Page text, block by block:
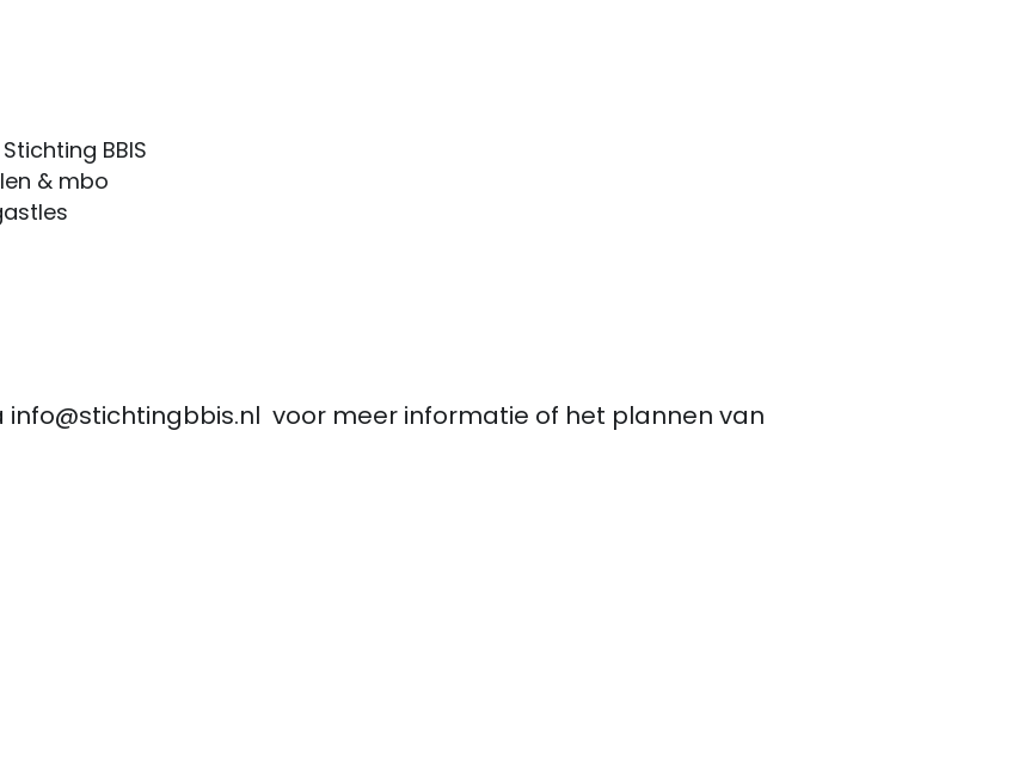
BBIS
& mbo
voor meer informatie of het plannen van